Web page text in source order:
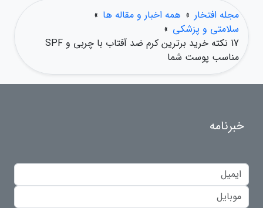
مجله افتخار » همه اخبار و مقاله ها »
سلامتی و پزشکی »
17 نکته خرید برترین کرم ضد آفتاب با چربی و SPF
مناسب پوست شما
خبرنامه